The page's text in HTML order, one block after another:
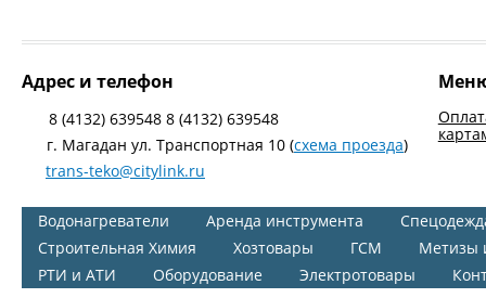
Адрес и телефон
8 (4132) 639548 8 (4132) 639548
г. Магадан ул. Транспортная 10 (схема проезда)
trans-teko@citylink.ru
Водонагреватели Аренда инструмента
Строительная Химия
Хозтовары ГСМ
Метизы
РТИ и АТИ
Оборудование Электротовары